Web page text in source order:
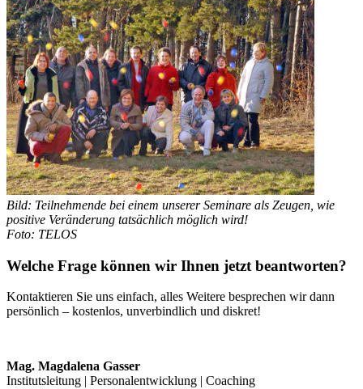
Bild: Teilnehmende bei einem unserer Seminare als Zeugen, wie
positive Veränderung tatsächlich möglich wird!
Foto: TELOS
Welche Frage können wir Ihnen jetzt beantworten?
Kontaktieren Sie uns einfach, alles Weitere besprechen wir dann
persönlich – kostenlos, unverbindlich und diskret!
Mag. Magdalena Gasser
Institutsleitung | Personalentwicklung | Coaching